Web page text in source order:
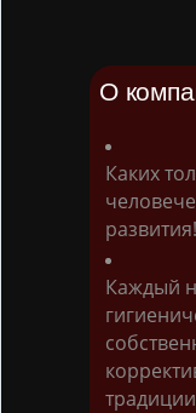
О
Каких
развития!
Каждый